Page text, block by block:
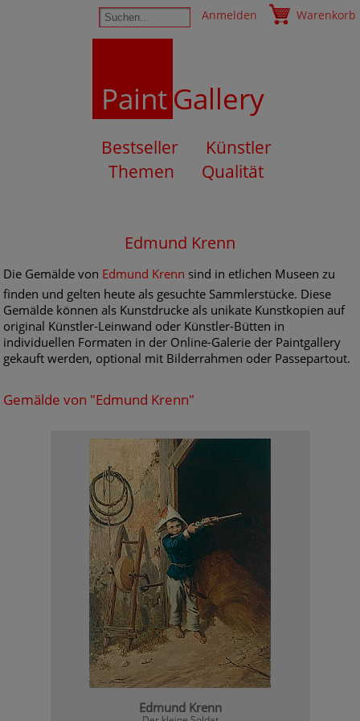
Anmelden Warenkorb
PaintGallery
Bestseller
Künstler
Themen
Qualität
Edmund Krenn
Die Gemälde von Edmund Krenn sind in etlichen Museen zu
finden und gelten heute als gesuchte Sammlerstücke. Diese
Gemälde können als Kunstdrucke als unikate Kunstkopien auf
original Künstler-Leinwand oder Künstler-Bütten in
individuellen Formaten in der Online-Galerie der Paintgallery
gekauft werden, optional mit Bilderrahmen oder Passepartout.
Gemälde von "Edmund Krenn"
Edmund Krenn